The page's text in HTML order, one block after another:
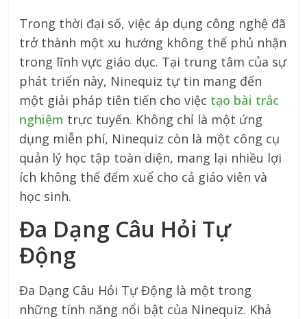
Trong thời đại số, việc áp dụng công nghệ đã
trở thành một xu hướng không thể phủ nhận
trong lĩnh vực giáo dục. Tại trung tâm của sự
phát triển này, Ninequiz tự tin mang đến
một giải pháp tiên tiến cho việc tạo bài trắc
nghiệm trực tuyến. Không chỉ là một ứng
dụng miễn phí, Ninequiz còn là một công cụ
quản lý học tập toàn diện, mang lại nhiều lợi
ích không thể đếm xuể cho cả giáo viên và
học sinh.
Đa Dạng Câu Hỏi Tự
Động
Đa Dạng Câu Hỏi Tự Động là một trong
những tính năng nổi bật của Ninequiz. Khả